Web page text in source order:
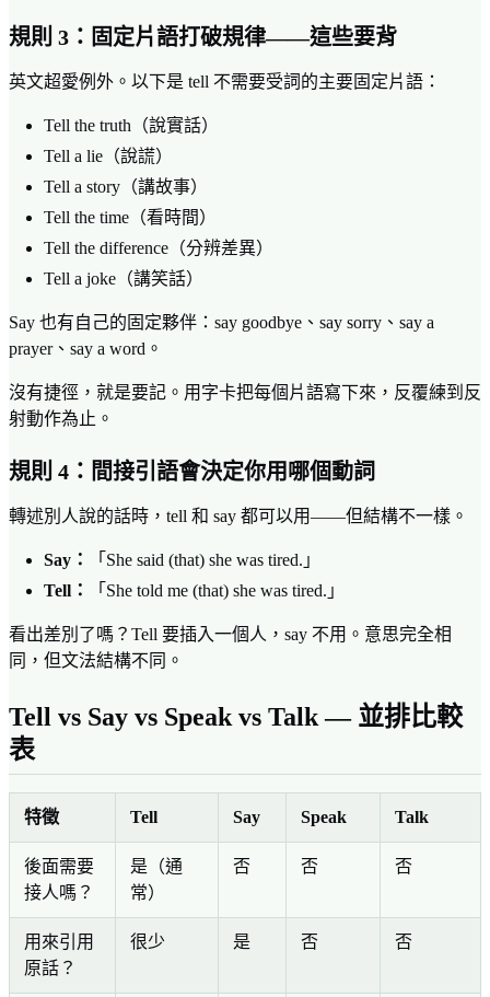
規則 3：固定片語打破規律——這些要背
英文超愛例外。以下是 tell 不需要受詞的主要固定片語：
Tell the truth（說實話）
Tell a lie（說謊）
Tell a story（講故事）
Tell the time（看時間）
Tell the difference（分辨差異）
Tell a joke（講笑話）
Say 也有自己的固定夥伴：say goodbye、say sorry、say a
prayer、say a word。
沒有捷徑，就是要記。用字卡把每個片語寫下來，反覆練到反
射動作為止。
規則 4：間接引語會決定你用哪個動詞
轉述別人說的話時，tell 和 say 都可以用——但結構不一樣。
Say：
「She said (that) she was tired.」
Tell：
「She told me (that) she was tired.」
看出差別了嗎？Tell 要插入一個人，say 不用。意思完全相
同，但文法結構不同。
Tell vs Say vs Speak vs Talk — 並排比較
表
特徵 Tell Say Speak Talk
後面需要
接人嗎？
是（通
常）
否 否 否
用來引用
原話？
很少 是 否 否